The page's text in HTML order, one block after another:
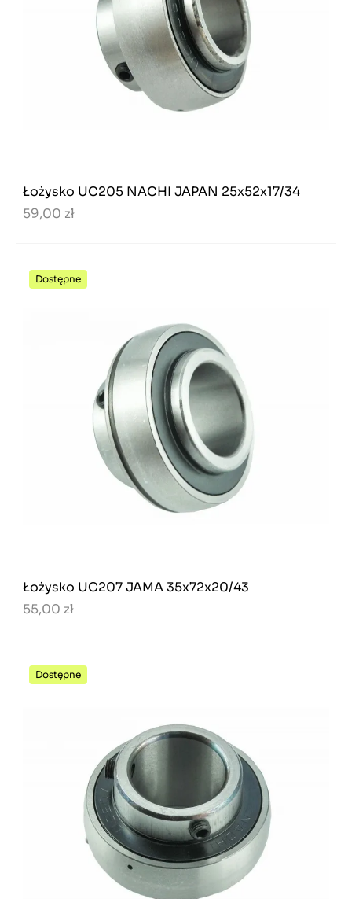
Łożysko UC205 NACHI JAPAN 25x52x17/34
59,00 zł
Dostępne
Łożysko UC207 JAMA 35x72x20/43
55,00 zł
Dostępne